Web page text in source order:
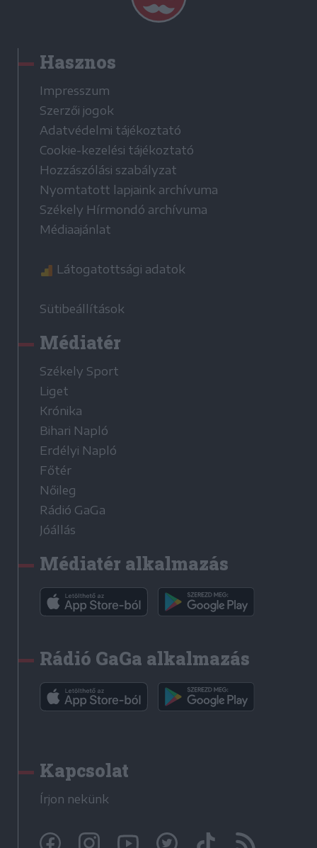
Hasznos
Impresszum
Szerzői jogok
Adatvédelmi tájékoztató
Cookie-kezelési tájékoztató
Hozzászólási szabályzat
Nyomtatott lapjaink archívuma
Székely Hírmondó archívuma
Médiaajánlat
Látogatottsági adatok
Sütibeállítások
Médiatér
Székely Sport
Liget
Krónika
Bihari Napló
Erdélyi Napló
Főtér
Nőileg
Rádió GaGa
Jóállás
Médiatér alkalmazás
Rádió GaGa alkalmazás
Kapcsolat
Írjon nekünk